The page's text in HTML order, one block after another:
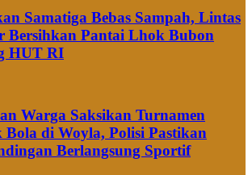
Samatiga Bebas Sampah, Lintas
Bersihkan Pantai Lhok Bubon
HUT RI
Warga Saksikan Turnamen
Bola di Woyla, Polisi Pastikan
Berlangsung Sportif